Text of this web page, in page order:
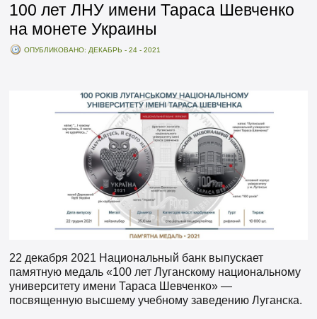
100 лет ЛНУ имени Тараса Шевченко
на монете Украины
ОПУБЛИКОВАНО: ДЕКАБРЬ - 24 - 2021
22 декабря 2021 Национальный банк выпускает
памятную медаль «100 лет Луганскому национальному
университету имени Тараса Шевченко» —
посвященную высшему учебному заведению Луганска.